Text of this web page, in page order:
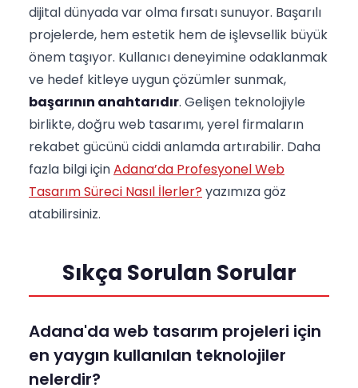
dijital dünyada var olma fırsatı sunuyor. Başarılı
projelerde, hem estetik hem de işlevsellik büyük
önem taşıyor. Kullanıcı deneyimine odaklanmak
ve hedef kitleye uygun çözümler sunmak,
başarının anahtarıdır. Gelişen teknolojiyle
birlikte, doğru web tasarımı, yerel firmaların
rekabet gücünü ciddi anlamda artırabilir. Daha
fazla bilgi içinAdana’da Profesyonel Web
Tasarım Süreci Nasıl İlerler? yazımıza göz
atabilirsiniz.
Sıkça Sorulan Sorular
Adana'da web tasarım projeleri için
en yaygın kullanılan teknolojiler
nelerdir?